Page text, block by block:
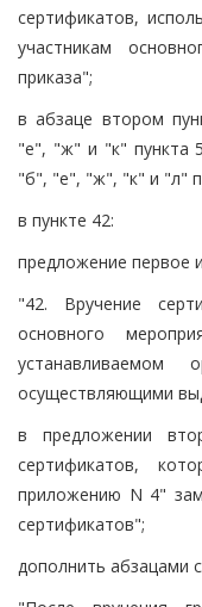
сертификатов,
участникам
приказа";
в абзаце втором
"е", "ж" и "к" пункта
"б", "е", "ж", "к" и "л"
в пункте 42:
предложение первое
"42. Вручение
основного
устанавливаемом
осуществляющими
в предложении
сертификатов,
приложению N 4"
сертификатов";
дополнить абзацами